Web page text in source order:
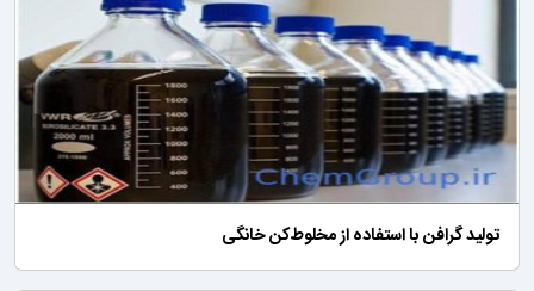
تولید گرافن با استفاده از مخلوط‌کن خانگی